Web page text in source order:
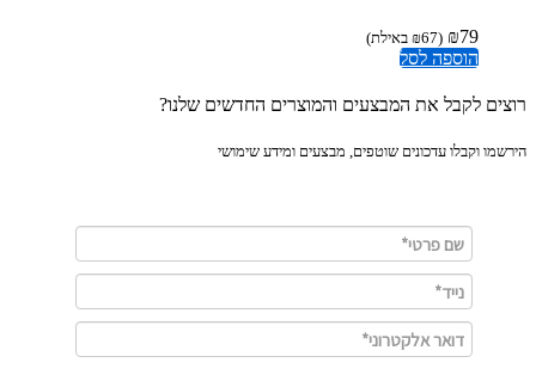
(
₪67 באילת)
הוספה לסל
לקבל את המבצעים והמוצרים החדשים שלנו?
וקבלו עדכונים שוטפים, מבצעים ומידע שימושי